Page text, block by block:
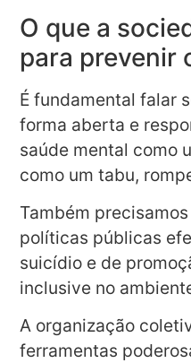
O que a
para prevenir
É fundamental falar
forma aberta e
saúde mental como
como um tabu,
Também
políticas públicas
suicídio e de
inclusive no
A organização
ferramentas